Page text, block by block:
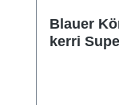
Blauer
kerri